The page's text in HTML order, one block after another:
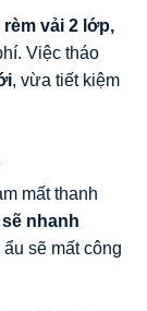
rèm vải 2 lớp,
Việc tháo
, vừa tiết kiệm
mất thanh
sẽ nhanh
sẽ mất công